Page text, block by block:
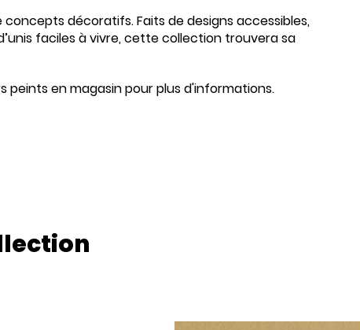
décoratifs. Faits de designs accessibles,
faciles à vivre, cette collection trouvera sa
peints en magasin pour plus d'informations.